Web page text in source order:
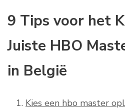
9 Tips voor het
Juiste HBO
in België
Kies een hbo master